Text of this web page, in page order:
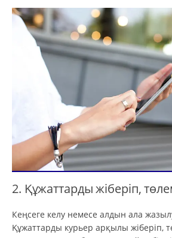
2. Құжаттарды жіберіп,
Кеңсеге келу немесе алдын ала
Құжаттарды курьер арқылы жіберіп,